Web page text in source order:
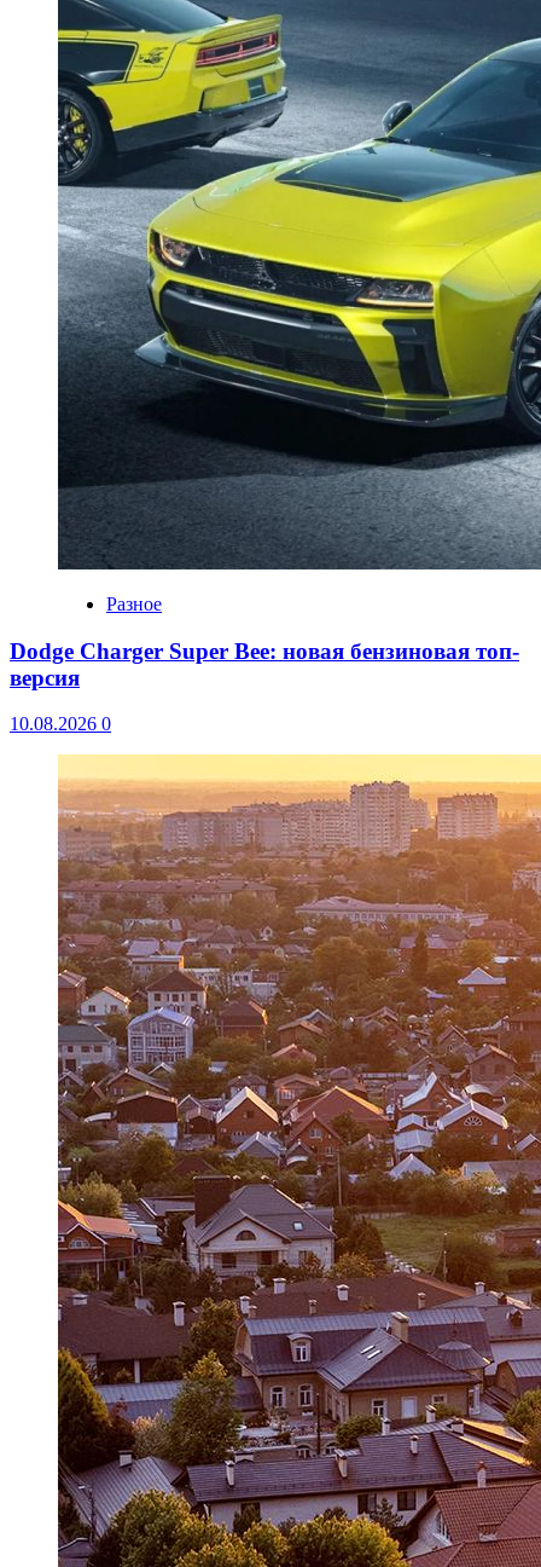
Разное
Dodge Charger Super Bee: новая бензиновая топ-
версия
10.08.2026 0